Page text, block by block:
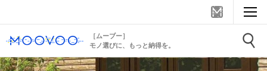
［ムーブー］
モノ選びに、もっと納得を。